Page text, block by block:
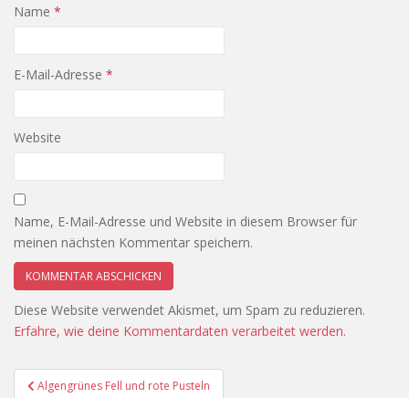
Name *
E-Mail-Adresse *
Website
Name, E-Mail-Adresse und Website in diesem Browser für
meinen nächsten Kommentar speichern.
Diese Website verwendet Akismet, um Spam zu reduzieren.
Erfahre, wie deine Kommentardaten verarbeitet werden.
Beitragsnavigation
Algengrünes Fell und rote Pusteln